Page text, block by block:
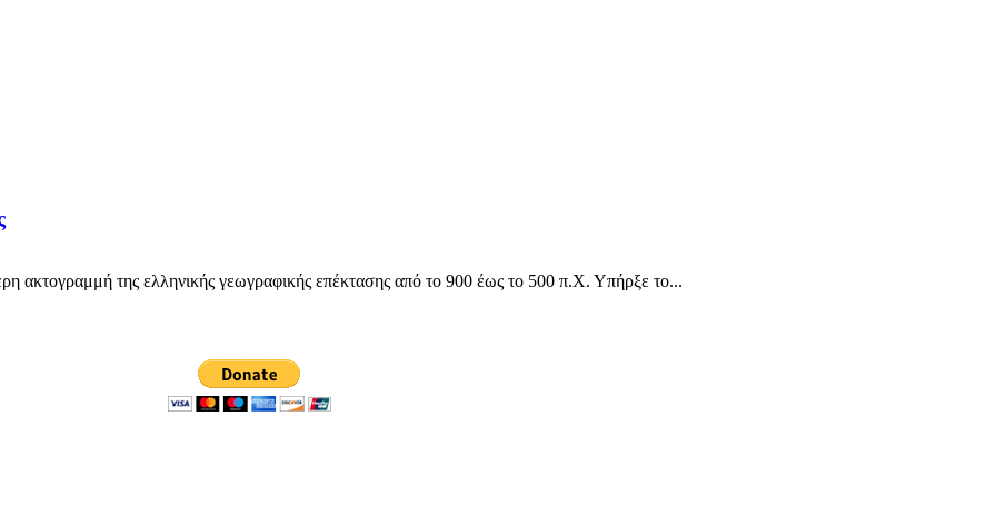
της ελληνικής γεωγραφικής επέκτασης από το 900 έως το 500 π.Χ. Υπήρξε το...